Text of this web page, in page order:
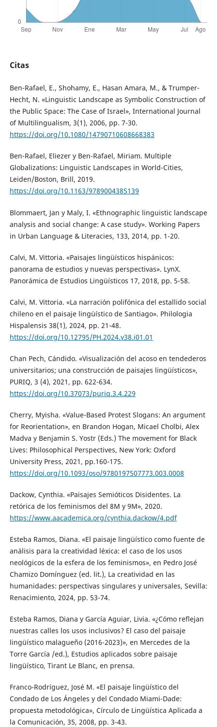
Citas
Ben-Rafael, E., Shohamy, E., Hasan Amara, M., & Trumper-
Hecht, N. «Linguistic Landscape as Symbolic Construction of
the Public Space: The Case of Israel», International Journal
of Multilingualism, 3(1), 2006, pp. 7-30.
https://doi.org/10.1080/14790710608668383
Ben-Rafael, Eliezer y Ben-Rafael, Miriam. Multiple
Globalizations: Linguistic Landscapes in World-Cities,
Leiden/Boston, Brill, 2019.
https://doi.org/10.1163/9789004385139
Blommaert, Jan y Maly, I. «Ethnographic linguistic landscape
analysis and social change: A case study». Working Papers
in Urban Language & Literacies, 133, 2014, pp. 1-20.
Calvi, M. Vittoria. «Paisajes lingüísticos hispánicos:
panorama de estudios y nuevas perspectivas». LynX.
Panorámica de Estudios Lingüísticos 17, 2018, pp. 5-58.
Calvi, M. Vittoria. «La narración polifónica del estallido social
chileno en el paisaje lingüístico de Santiago». Philologia
Hispalensis 38(1), 2024, pp. 21-48.
https://doi.org/10.12795/PH.2024.v38.i01.01
Chan Pech, Cándido. «Visualización del acoso en tendederos
universitarios; una construcción de paisajes lingüísticos»,
PURIQ, 3 (4), 2021, pp. 622-634.
https://doi.org/10.37073/puriq.3.4.229
Cherry, Myisha. «Value-Based Protest Slogans: An argument
for Reorientation», en Brandon Hogan, Micael Cholbi, Alex
Madva y Benjamin S. Yostr (Eds.) The movement for Black
Lives: Philosophical Perspectives, New York: Oxford
University Press, 2021, pp.160-175.
https://doi.org/10.1093/oso/9780197507773.003.0008
Dackow, Cynthia. «Paisajes Semióticos Disidentes. La
retórica de los feminismos del 8M y 9M», 2020.
https://www.aacademica.org/cynthia.dackow/4.pdf
Esteba Ramos, Diana. «El paisaje lingüístico como fuente de
análisis para la creatividad léxica: el caso de los usos
neológicos de la esfera de los feminismos», en Pedro José
Chamizo Domínguez (ed. lit.), La creatividad en las
humanidades: perspectivas singulares y universales, Sevilla:
Renacimiento, 2024, pp. 53-74.
Esteba Ramos, Diana y García Aguiar, Livia. «¿Cómo reflejan
nuestras calles los usos inclusivos? El caso del paisaje
lingüístico malagueño (2016-2023)», en Mercedes de la
Torre García /ed.), Estudios aplicados sobre paisaje
lingüístico, Tirant Le Blanc, en prensa.
Franco-Rodríguez, José M. «El paisaje lingüístico del
Condado de Los Ángeles y del Condado Miami-Dade:
propuesta metodológica», Círculo de Lingüística Aplicada a
la Comunicación, 35, 2008, pp. 3-43.